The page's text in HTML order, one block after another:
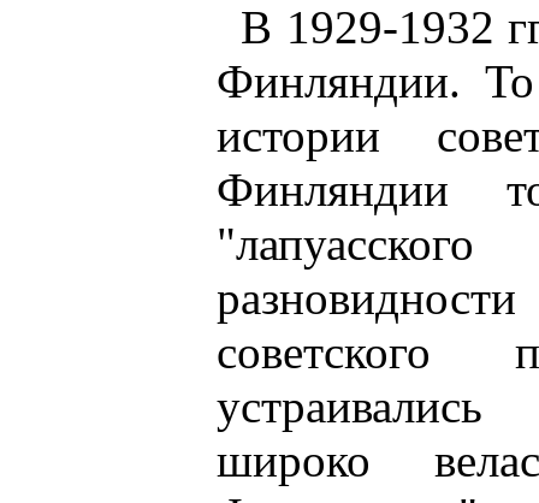
В 1929-1932
Финляндии.
истории
Финляндии
советского
широко